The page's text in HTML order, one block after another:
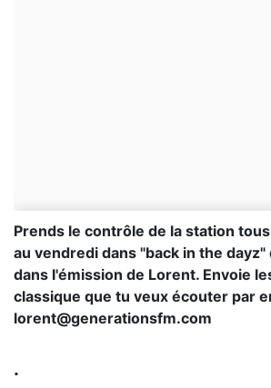
Prends le contrôle de la station
au vendredi dans "back in the dayz"
dans l'émission de Lorent. Envoie
classique que tu veux écouter par
lorent@generationsfm.com
.